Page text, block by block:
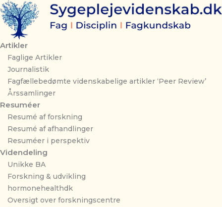
Gå
til
indholdet
Artikler
Faglige Artikler
Journalistik
Fagfællebedømte videnskabelige artikler ‘Peer Review’
Årssamlinger
Resuméer
Resumé af forskning
Resumé af afhandlinger
Resuméer i perspektiv
Videndeling
Unikke BA
Forskning & udvikling
hormonehealthdk
Oversigt over forskningscentre